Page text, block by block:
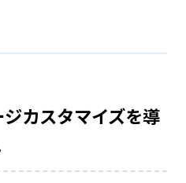
カスタマイズを導